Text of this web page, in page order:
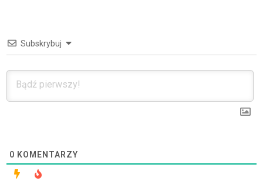
Subskrybuj
0 KOMENTARZY